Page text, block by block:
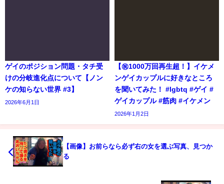
ゲイのポジション問題・タチ受
けの分岐進化点について【ノン
ケの知らない世界 #3】
2026年6月1日
【㊗️1000万回再生超！】イケメ
ンゲイカップルに好きなところ
を聞いてみた！ #lgbtq #ゲイ #
ゲイカップル #筋肉 #イケメン
2026年1月2日
【画像】お前らなら必ず右の女を選ぶ写真、見つか
る